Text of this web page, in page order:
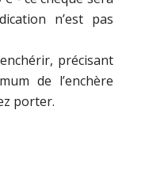
n’est pas
précisant
de l’enchère
porter.